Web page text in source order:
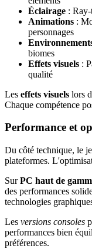
Éclairage :
Animations :
personnages
biomes
Effets visuels :
qualité
Les effets visuels lors
Chaque compétence
Performance et
Du côté technique, le
plateformes.
SurPC haut de
des performances
technologies
Les versions consoles
performances bien
préférences.